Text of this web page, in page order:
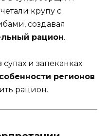
крупу с
создавая
рацион.
и запеканках
регионов
рацион.